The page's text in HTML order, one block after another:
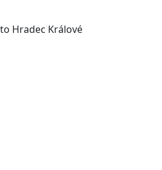
Hradec Králové